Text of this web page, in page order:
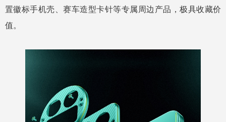
置徽标手机壳、赛车造型卡针等专属周边产品，极具收藏价
值。